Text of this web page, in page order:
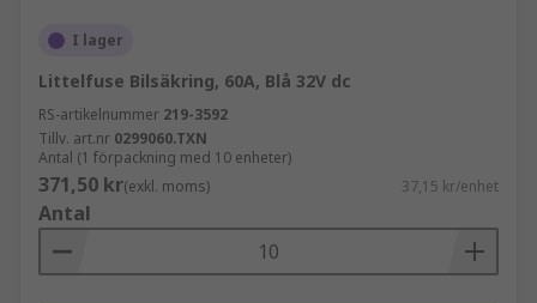
I lager
Littelfuse Bilsäkring, 60A, Blå 32V dc
RS-artikelnummer 219-3592
Tillv. art.nr 0299060.TXN
Antal (1 förpackning med 10 enheter)
371,50 kr(exkl. moms) 37,15 kr/enhet
Antal